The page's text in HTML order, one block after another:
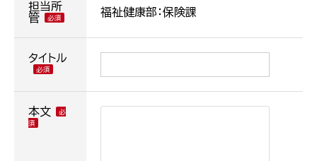
担当所
管
福祉健康部：保険課
タイトル
本文